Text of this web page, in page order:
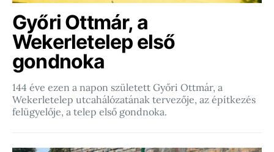
Győri Ottmár, a
Wekerletelep első
gondnoka
144 éve ezen a napon született Győri Ottmár, a
Wekerletelep utcahálózatának tervezője, az építkezés
felügyelője, a telep első gondnoka.